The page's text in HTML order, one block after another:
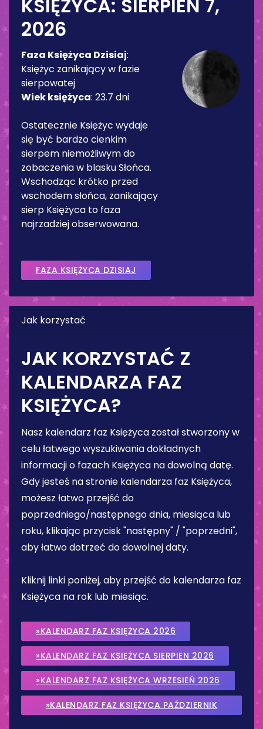
KSIĘŻYCA: SIERPIEŃ 7,
2026
Faza Księżyca Dzisiaj:
Księżyc zanikający w fazie
sierpowatej
Wiek księżyca: 23.7 dni
Ostatecznie Księżyc wydaje
się być bardzo cienkim
sierpem niemożliwym do
zobaczenia w blasku Słońca.
Wschodząc krótko przed
wschodem słońca, zanikający
sierp Księżyca to faza
najrzadziej obserwowana.
FAZA KSIĘŻYCA DZISIAJ
Jak korzystać
JAK KORZYSTAĆ Z
KALENDARZA FAZ
KSIĘŻYCA?
Nasz kalendarz faz Księżyca został stworzony w
celu łatwego wyszukiwania dokładnych
informacji o fazach Księżyca na dowolną datę.
Gdy jesteś na stronie kalendarza faz Księżyca,
możesz łatwo przejść do
poprzedniego/następnego dnia, miesiąca lub
roku, klikając przycisk "następny" / "poprzedni",
aby łatwo dotrzeć do dowolnej daty.
Kliknij linki poniżej, aby przejść do kalendarza faz
Księżyca na rok lub miesiąc.
»KALENDARZ FAZ KSIĘŻYCA 2026
»KALENDARZ FAZ KSIĘŻYCA SIERPIEN 2026
»KALENDARZ FAZ KSIĘŻYCA WRZESIEŃ 2026
»KALENDARZ FAZ KSIĘŻYCA PAŹDZIERNIK